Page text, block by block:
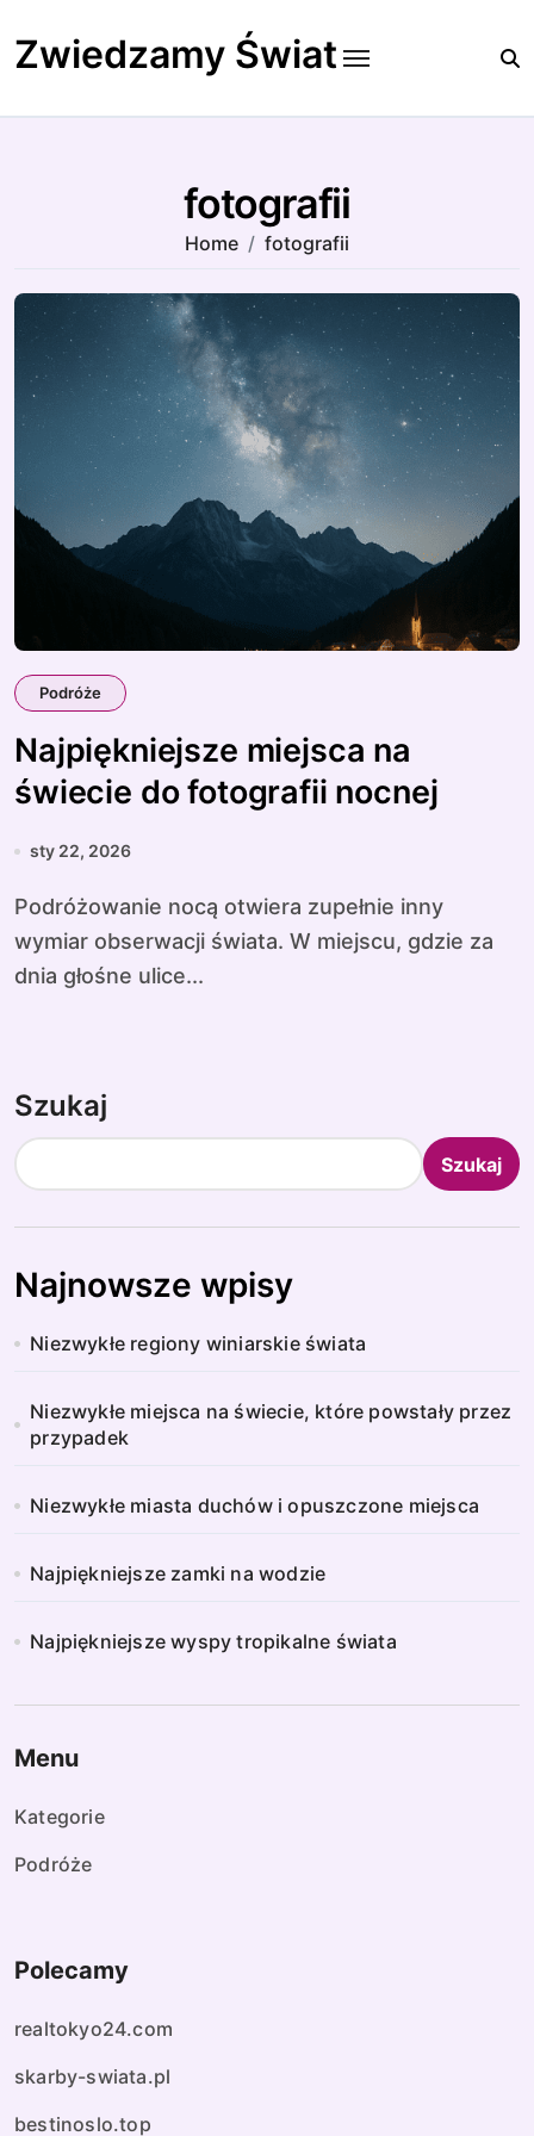
to
content
Zwiedzamy Świat
fotografii
Home fotografii
Podróże
Najpiękniejsze miejsca na
świecie do fotografii nocnej
sty 22, 2026
Podróżowanie nocą otwiera zupełnie inny
wymiar obserwacji świata. W miejscu, gdzie za
dnia głośne ulice...
Szukaj
Szukaj
Najnowsze wpisy
Niezwykłe regiony winiarskie świata
Niezwykłe miejsca na świecie, które powstały przez
przypadek
Niezwykłe miasta duchów i opuszczone miejsca
Najpiękniejsze zamki na wodzie
Najpiękniejsze wyspy tropikalne świata
Menu
Kategorie
Podróże
Polecamy
realtokyo24.com
skarby-swiata.pl
bestinoslo.top